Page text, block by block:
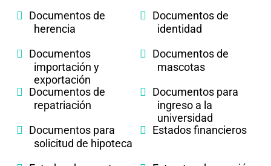
Documentos de
herencia
Documentos de
identidad
Documentos
importación y
exportación
Documentos de
mascotas
Documentos de
repatriación
Documentos para
ingreso a la
universidad
Documentos para
solicitud de hipoteca
Estados financieros